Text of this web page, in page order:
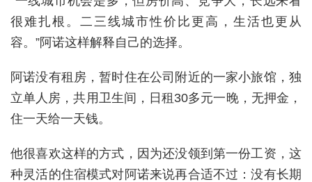
很难扎根。二三线城市性价比更高，生活也更从
容。”阿诺这样解释自己的选择。
阿诺没有租房，暂时住在公司附近的一家小旅馆，独
立单人房，共用卫生间，日租30多元一晚，无押金，
住一天给一天钱。
他很喜欢这样的方式，因为还没领到第一份工资，这
种灵活的住宿模式对阿诺来说再合适不过：没有长期